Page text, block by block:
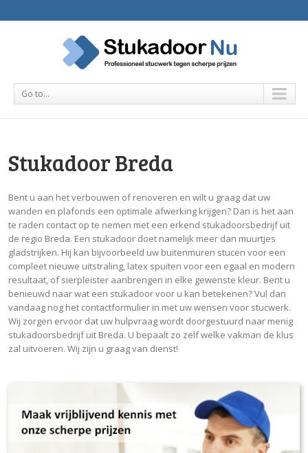
Go to...
Stukadoor Breda
Bent u aan het verbouwen of renoveren en wilt u graag dat uw
wanden en plafonds een optimale afwerking krijgen? Dan is het aan
te raden contact op te nemen met een erkend stukadoorsbedrijf uit
de regio Breda. Een stukadoor doet namelijk meer dan muurtjes
gladstrijken. Hij kan bijvoorbeeld uw buitenmuren stucen voor een
compleet nieuwe uitstraling, latex spuiten voor een egaal en modern
resultaat, of sierpleister aanbrengen in elke gewenste kleur. Bent u
benieuwd naar wat een stukadoor voor u kan betekenen? Vul dan
vandaag nog het contactformulier in met uw wensen voor stucwerk.
Wij zorgen ervoor dat uw hulpvraag wordt doorgestuurd naar menig
stukadoorsbedrijf uit Breda. U bepaalt zo zelf welke vakman de klus
zal uitvoeren. Wij zijn u graag van dienst!